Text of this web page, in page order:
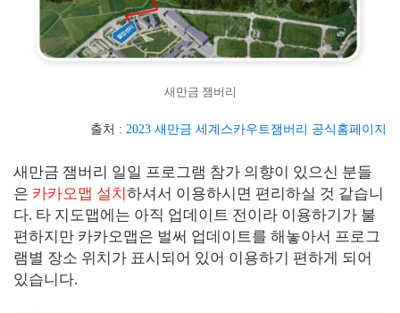
새만금 잼버리
출처 : 2023 새만금 세계스카우트잼버리 공식홈페이지
새만금 잼버리 일일 프로그램 참가 의향이 있으신 분들
은 카카오맵 설치하셔서 이용하시면 편리하실 것 같습니
다. 타 지도맵에는 아직 업데이트 전이라 이용하기가 불
편하지만 카카오맵은 벌써 업데이트를 해놓아서 프로그
램별 장소 위치가 표시되어 있어 이용하기 편하게 되어
있습니다.